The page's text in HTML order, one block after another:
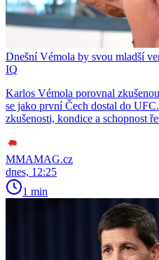
Dnešní Vémola by svou mladší
IQ
Karlos Vémola porovnal
se jako první Čech dostal do
zkušenosti, kondice a schopnost
MMAMAG.cz
dnes, 12:25
1 min